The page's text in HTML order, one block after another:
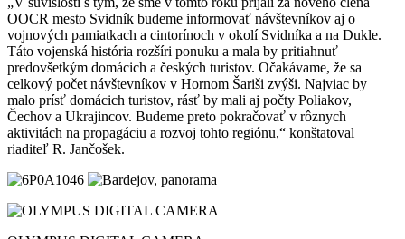
OOCR mesto Svidník budeme informovať návštevníkov aj o
vojnových pamiatkach a cintorínoch v okolí Svidníka a na Dukle.
Táto vojenská história rozšíri ponuku a mala by pritiahnuť
predovšetkým domácich a českých turistov. Očakávame, že sa
celkový počet návštevníkov v Hornom Šariši zvýši. Najviac by
malo prísť domácich turistov, rásť by mali aj počty Poliakov,
Čechov a Ukrajincov. Budeme preto pokračovať v rôznych
aktivitách na propagáciu a rozvoj tohto regiónu,“ konštatoval
riaditeľ R. Jančošek.